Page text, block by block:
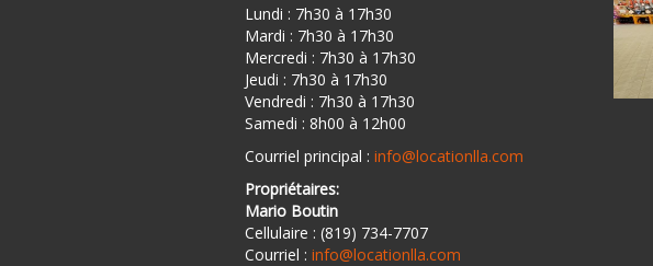
Lundi : 7h30 à 17h30
Mardi : 7h30 à 17h30
Mercredi : 7h30 à 17h30
Jeudi : 7h30 à 17h30
Vendredi : 7h30 à 17h30
Samedi : 8h00 à 12h00
Courriel principal : info@locationlla.com
Propriétaires:
Mario Boutin
Cellulaire : (819) 734-7707
Courriel : info@locationlla.com